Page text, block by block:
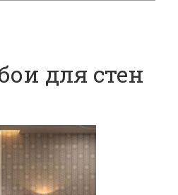
для стен